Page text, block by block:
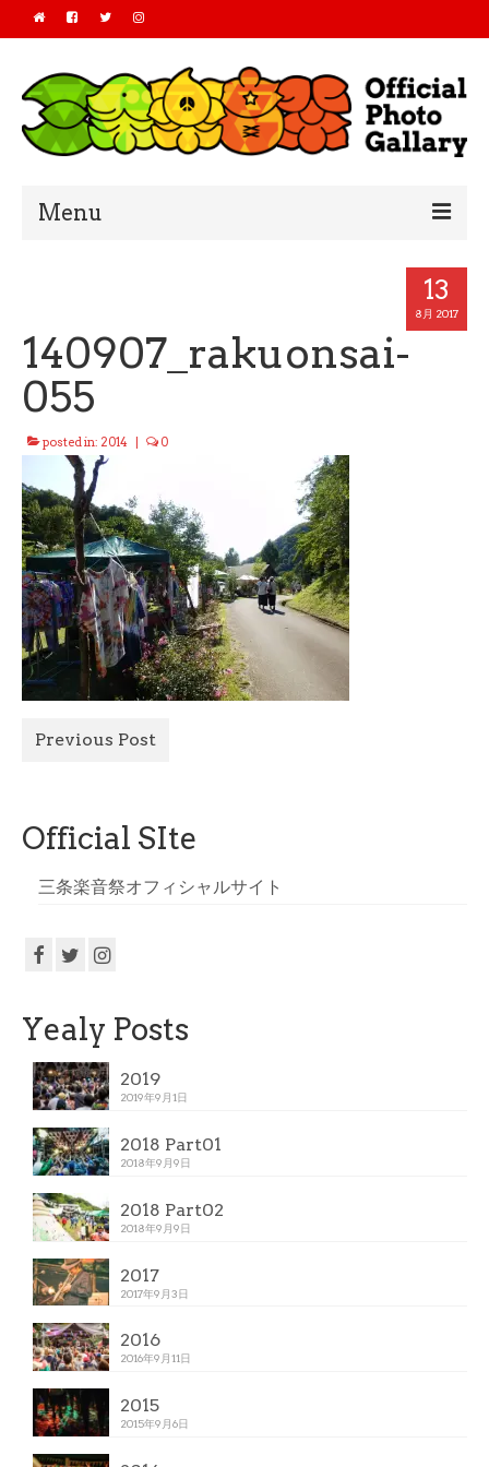
Menu
2018
2017
2016
All Photo
Official Site
13
8月 2017
140907_rakuonsai-
055
posted in: 2014 0
Previous Post
Official SIte
三条楽音祭オフィシャルサイト
Yealy Posts
2019
2019年9月1日
2018 Part01
2018年9月9日
2018 Part02
2018年9月9日
2017
2017年9月3日
2016
2016年9月11日
2015
2015年9月6日